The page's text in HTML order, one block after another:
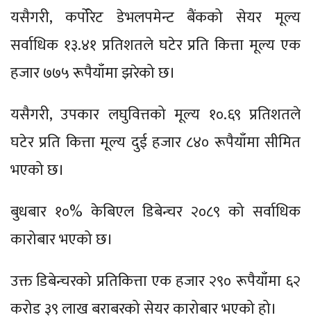
यसैगरी, कर्पोरेट डेभलपमेन्ट बैंकको सेयर मूल्य
सर्वाधिक १३.४१ प्रतिशतले घटेर प्रति कित्ता मूल्य एक
हजार ७७५ रूपैयाँमा झरेको छ।
यसैगरी, उपकार लघुवित्तको मूल्य १०.६९ प्रतिशतले
घटेर प्रति कित्ता मूल्य दुई हजार ८४० रूपैयाँमा सीमित
भएको छ।
बुधबार १०% केबिएल डिबेन्चर २०८९ को सर्वाधिक
कारोबार भएको छ।
उक्त डिबेन्चरको प्रतिकित्ता एक हजार २९० रूपैयाँमा ६२
करोड ३९ लाख बराबरको सेयर कारोबार भएको हो।